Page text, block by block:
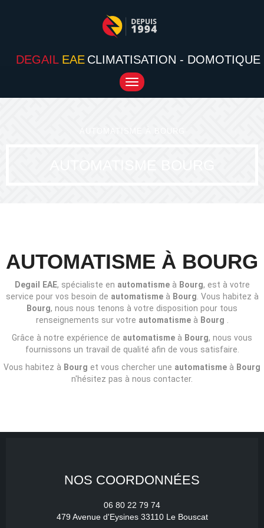
DEGAIL EAE CLIMATISATION - DOMOTIQUE
Toggle
navigation
AUTOMATISME À BOURG
Degail EAE, spécialiste en automatisme à Bourg, est à votre
service pour vos besoin de automatisme à Bourg . Vous habitez à
Bourg, nous nous tenons à votre disposition pour tous
renseignements sur votre automatismeà Bourg
Grâce à notre expérience de automatisme à Bourg, nous vous
fournissons un travail de qualité afin de vous satisfaire.
Vous habitez à Bourg et vous chercher une automatisme à Bourg
n'hésitez pas à nous contacter.
NOS COORDONNÉES
06 80 22 79 74
479 Avenue d'Eysines 33110 Le Bouscat